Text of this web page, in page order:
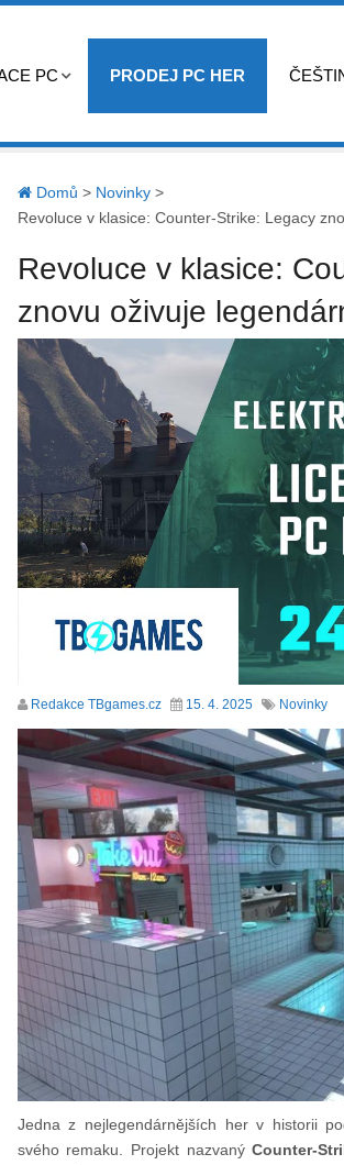
PC PRODEJ PC HER
Domů > Novinky>
Revoluce v klasice: Counter-Strike: Legacy
Revoluce v klasice:
znovu oživuje
Redakce TBgames.cz 15. 4. 2025 Novinky
Jedna z nejlegendárnějších her v historii
svého remaku. Projekt nazvanýCounter-